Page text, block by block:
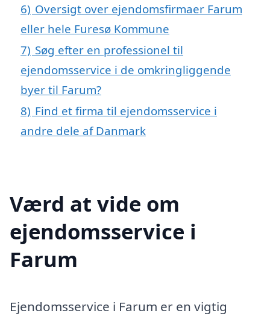
6) Oversigt over ejendomsfirmaer Farum
eller hele Furesø Kommune
7) Søg efter en professionel til
ejendomsservice i de omkringliggende
byer til Farum?
8) Find et firma til ejendomsservice i
andre dele af Danmark
Værd at vide om
ejendomsservice i
Farum
Ejendomsservice i Farum er en vigtig